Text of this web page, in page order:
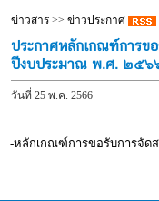
ข่าวสาร>> ข่าวประกาศ
ประกาศหลักเกณฑ์การข
ปีงบประมาณ พ.ศ. ๒๕๖
วันที่ 25 พ.ค. 2566
-หลักเกณฑ์การขอรับการจัด